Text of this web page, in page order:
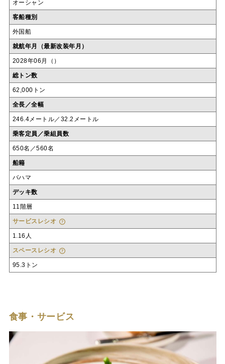
オーシャン
客船種別
外国船
就航年月（最新改装年月）
2028年06月（）
総トン数
62,000トン
全長／全幅
246.4メートル／32.2メートル
乗客定員／乗組員数
650名／560名
船籍
バハマ
デッキ数
11階層
サービスレシオ
1.16人
スペースレシオ
95.3トン
食事・サービス